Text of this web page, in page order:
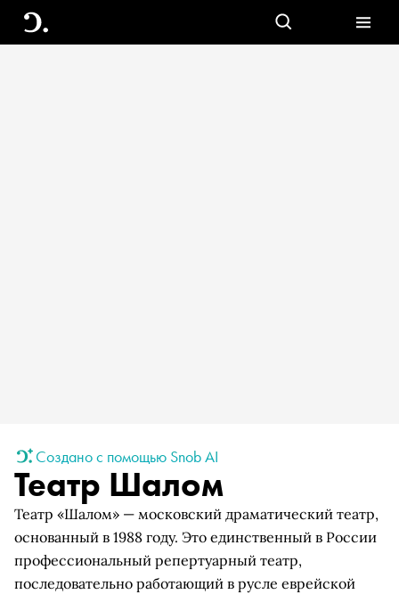
Создано с помощью Snob AI
Театр Шалом
Театр «Шалом» — московский драматический театр,
основанный в 1988 году. Это единственный в России
профессиональный репертуарный театр,
последовательно работающий в русле еврейской